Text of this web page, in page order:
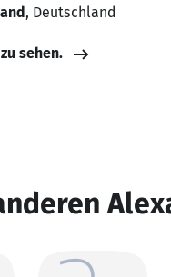
, Deutschland
sehen.